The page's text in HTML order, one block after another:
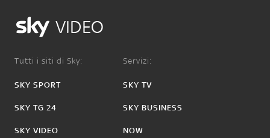
VIDEO
Tutti i siti di Sky:
SKY SPORT
SKY TG 24
SKY VIDEO
Servizi:
SKY TV
SKY BUSINESS
NOW